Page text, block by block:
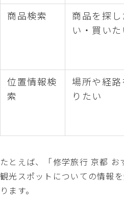
商品検索
商品を探し
い・買いた
位置情報検
索
場所や経路
りたい
たとえば、「修学旅行 京都 お
観光スポットについての情報
ります。